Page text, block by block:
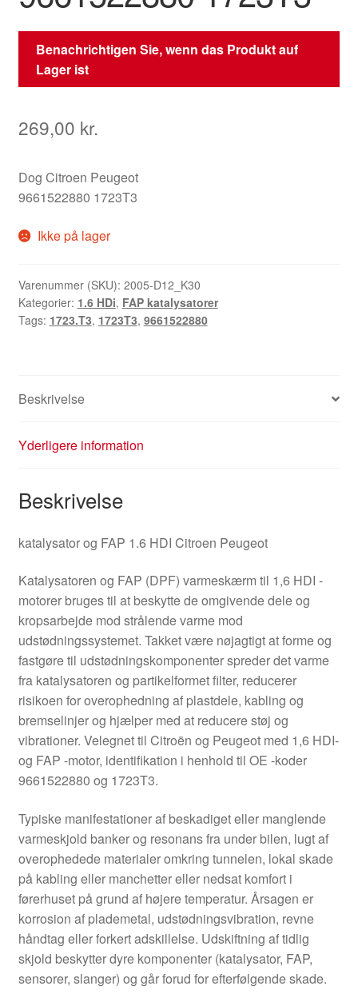
Benachrichtigen Sie, wenn das Produkt auf
Lager ist
269,00 kr.
Dog Citroen Peugeot
9661522880 1723T3
Ikke på lager
Varenummer (SKU): 2005-D12_K30
Kategorier: 1.6 HDi, FAP katalysatorer
Tags: 1723.T3, 1723T3, 9661522880
Beskrivelse
Yderligere information
Beskrivelse
katalysator og FAP 1.6 HDI Citroen Peugeot
Katalysatoren og FAP (DPF) varmeskærm til 1,6 HDI -
motorer bruges til at beskytte de omgivende dele og
kropsarbejde mod strålende varme mod
udstødningssystemet. Takket være nøjagtigt at forme og
fastgøre til udstødningskomponenter spreder det varme
fra katalysatoren og partikelformet filter, reducerer
risikoen for overophedning af plastdele, kabling og
bremselinjer og hjælper med at reducere støj og
vibrationer. Velegnet til Citroën og Peugeot med 1,6 HDI-
og FAP -motor, identifikation i henhold til OE -koder
9661522880 og 1723T3.
Typiske manifestationer af beskadiget eller manglende
varmeskjold banker og resonans fra under bilen, lugt af
overophedede materialer omkring tunnelen, lokal skade
på kabling eller manchetter eller nedsat komfort i
førerhuset på grund af højere temperatur. Årsagen er
korrosion af plademetal, udstødningsvibration, revne
håndtag eller forkert adskillelse. Udskiftning af tidlig
skjold beskytter dyre komponenter (katalysator, FAP,
sensorer, slanger) og går forud for efterfølgende skade.